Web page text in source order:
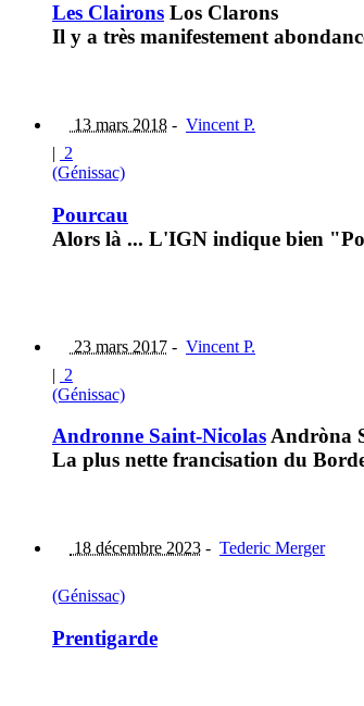
Les Clairons Los Clarons
Il y a très manifestement
13 mars 2018 - Vincent P.
| 2
(Génissac)
Pourcau
Alors là ... L'IGN indique bien
23 mars 2017 - Vincent P.
| 2
(Génissac)
Andronne Saint-NicolasAndròna
La plus nette francisation du
18 décembre 2023 - Tederic Merger
(Génissac)
Prentigarde